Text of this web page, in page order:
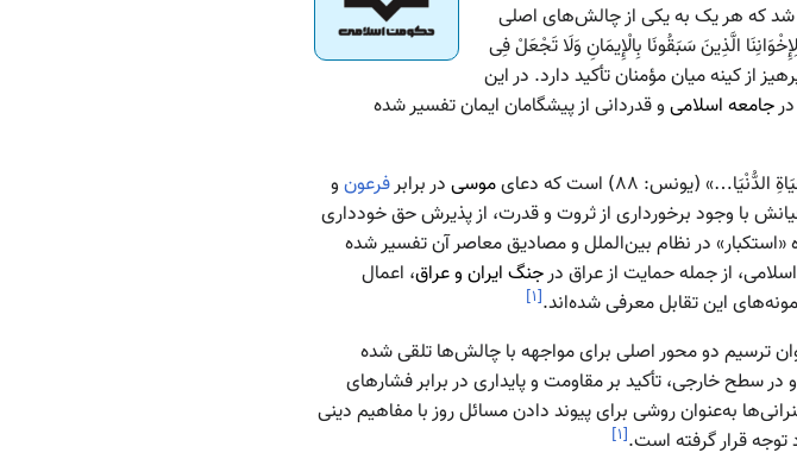
سخنان تلاوت شد که هر یک به یکی از چالش‌های اصلی
الَّذِینَ سَبَقُونَا بِالْإِیمَانِ وَلَا تَجْعَلْ فِی
همبستگی و پرهیز از کینه میان مؤمنان تأکید دارد. در این
جامعه اسلامی و قدردانی از پیشگامان ایمان تفسیر شده
(یونس: ۸۸) است که دعای موسی در برابرفرعون و
با وجود برخورداری از ثروت و قدرت، از پذیرش حق خودداری
«استکبار» در نظام بین‌الملل و مصادیق معاصر آن تفسیر شده
از جمله حمایت از عراق درجنگ ایران و عراق، اعمال
این تقابل معرفی شده‌اند.[۱]
ترسیم دو محور اصلی برای مواجهه با چالش‌ها تلقی شده
سطح خارجی، تأکید بر مقاومت و پایداری در برابر فشارهای
به‌عنوان روشی برای پیوند دادن مسائل روز با مفاهیم دینی
قرار گرفته است.[۱]